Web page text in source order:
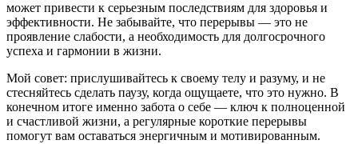
может привести к серьезным последствиям для здоровья и
эффективности. Не забывайте, что перерывы — это не
проявление слабости, а необходимость для долгосрочного
успеха и гармонии в жизни.
Мой совет: прислушивайтесь к своему телу и разуму, и не
стесняйтесь сделать паузу, когда ощущаете, что это нужно. В
конечном итоге именно забота о себе — ключ к полноценной
и счастливой жизни, а регулярные короткие перерывы
помогут вам оставаться энергичным и мотивированным.